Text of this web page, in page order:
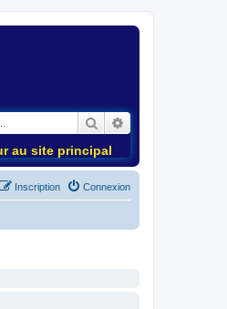
Rechercher
au site principal
Connexion
Inscription